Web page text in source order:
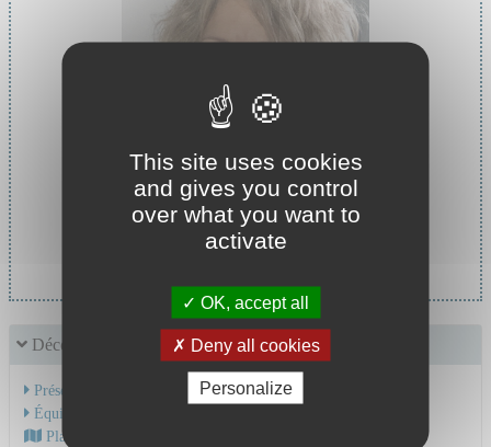
Cheffe de service :
Dr GAY Aurelia
Découvrir le service
Présentation de l'activité
Équipe Médicale
Plan d'accès au CHU
This site uses cookies
and gives you control
over what you want to
activate
OK, accept all
Deny all cookies
Personalize